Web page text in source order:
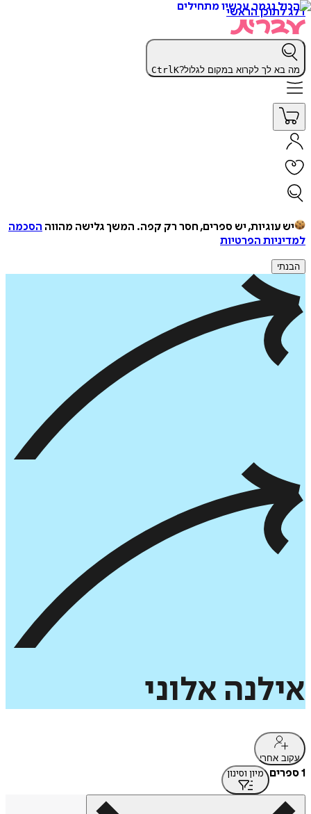
דלג לתוכן הראשי
מה בא לך לקרוא במקום לגלול? CtrlK
יש עוגיות, יש ספרים, חסר רק קפה. המשך גלישה מהווה הסכמה
למדיניות הפרטיות
הבנתי
אילנה אלוני
עקוב אחרי
1 ספרים מיון וסינון